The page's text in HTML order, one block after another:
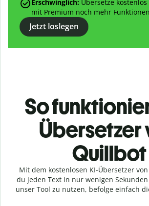
Erschwinglich: Übersetze
mit Premium noch mehr
Jetzt loslegen
So
Übersetzer
Quillbot
Mit dem kostenlosen KI-Übersetzer
du jeden Text in nur wenigen
unser Tool zu nutzen, befolge einfach